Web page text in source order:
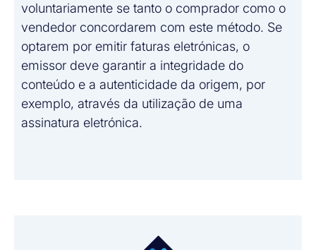
voluntariamente se tanto o comprador como o
vendedor concordarem com este método. Se
optarem por emitir faturas eletrónicas, o
emissor deve garantir a integridade do
conteúdo e a autenticidade da origem, por
exemplo, através da utilização de uma
assinatura eletrónica.